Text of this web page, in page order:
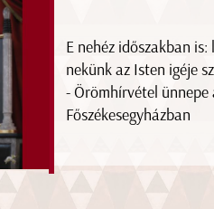
E nehéz időszakban is:
nekünk az Isten igéje
- Örömhírvétel ünnepe
Főszékesegyházban